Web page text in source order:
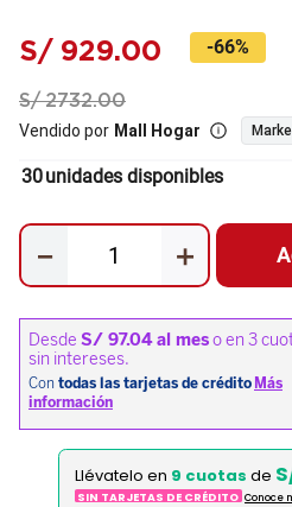
S/ 929.00 -66%
S/ 2732.00
Vendido por Mall Hogar
30unidades disponibles
＋
－
Llévatelo en 9 cuotas de
SIN TARJETAS DE CRÉDITO Conoce